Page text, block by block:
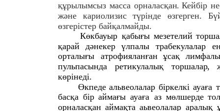
құрылымсыз масса орналасқан. Кейбір
жəне
кариолизис түрінде өзгерген.
өзгерістер байқалмайды.
Көкбауыр қабығы мезетелий
қарай
дəнекер үлпалы трабекулалар
орталығы
атрофияланған ұсақ
пульпасында
ретикулалық торшалар,
көрінеді.
Өкпеде альвеолалар біркелкі ауаға
басқа бір аймағы ауаға аз мөлшерде
орналасқан аймақта аьвеолалар аралық